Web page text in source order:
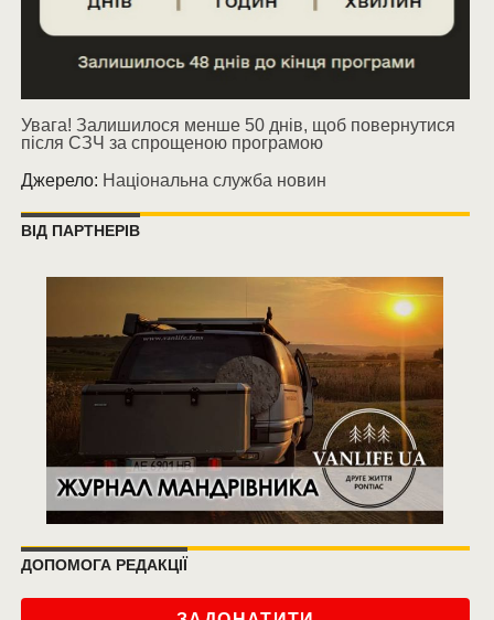
Увага! Залишилося менше 50 днів, щоб повернутися
після СЗЧ за спрощеною програмою
Джерело: Національна служба новин
ВІД ПАРТНЕРІВ
ДОПОМОГА РЕДАКЦІЇ